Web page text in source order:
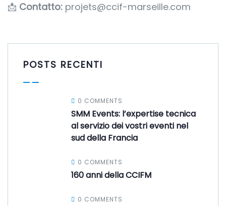
📩 Contatto: projets@ccif-marseille.com
POSTS RECENTI
0 COMMENTS
SMM Events: l’expertise tecnica
al servizio dei vostri eventi nel
sud della Francia
0 COMMENTS
160 anni della CCIFM
0 COMMENTS